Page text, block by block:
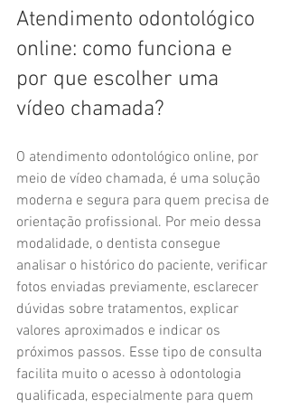
Atendimento odontológico
online: como funciona e
por que escolher uma
vídeo chamada?
O atendimento odontológico online, por
meio de vídeo chamada, é uma solução
moderna e segura para quem precisa de
orientação profissional. Por meio dessa
modalidade, o dentista consegue
analisar o histórico do paciente, verificar
fotos enviadas previamente, esclarecer
dúvidas sobre tratamentos, explicar
valores aproximados e indicar os
próximos passos. Esse tipo de consulta
facilita muito o acesso à odontologia
qualificada, especialmente para quem